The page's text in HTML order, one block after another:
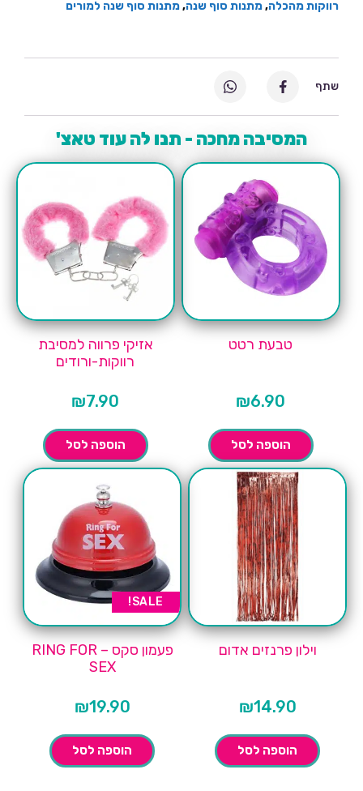
רווקות מהכלה,מתנות סוף שנה,מתנות סוף שנה למורים
המסיבה מחכה - תנו לה עוד טאצ'
טבעת רטט
₪6.90
הוספה לסל
אזיקי פרווה למסיבת
רווקות-ורודים
₪7.90
הוספה לסל
וילון פרנזים אדום
₪14.90
הוספה לסל
SALE!
פעמון סקס – RING FOR
SEX
₪19.90
הוספה לסל
שתף